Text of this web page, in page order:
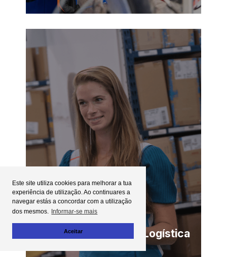
Este site utiliza cookies para melhorar a tua
experiência de utilização. Ao continuares a
navegar estás a concordar com a utilização
dos mesmos. Informar-se mais
Aceitar
Responsável Equipa Logística